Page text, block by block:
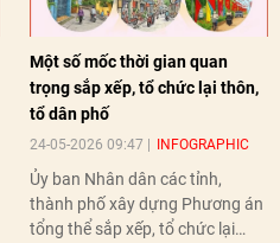
Một số mốc thời gian quan
trọng sắp xếp, tổ chức lại thôn,
tổ dân phố
24-05-2026 09:47 INFOGRAPHIC
Ủy ban Nhân dân các tỉnh,
thành phố xây dựng Phương án
tổng thể sắp xếp, tổ chức lại